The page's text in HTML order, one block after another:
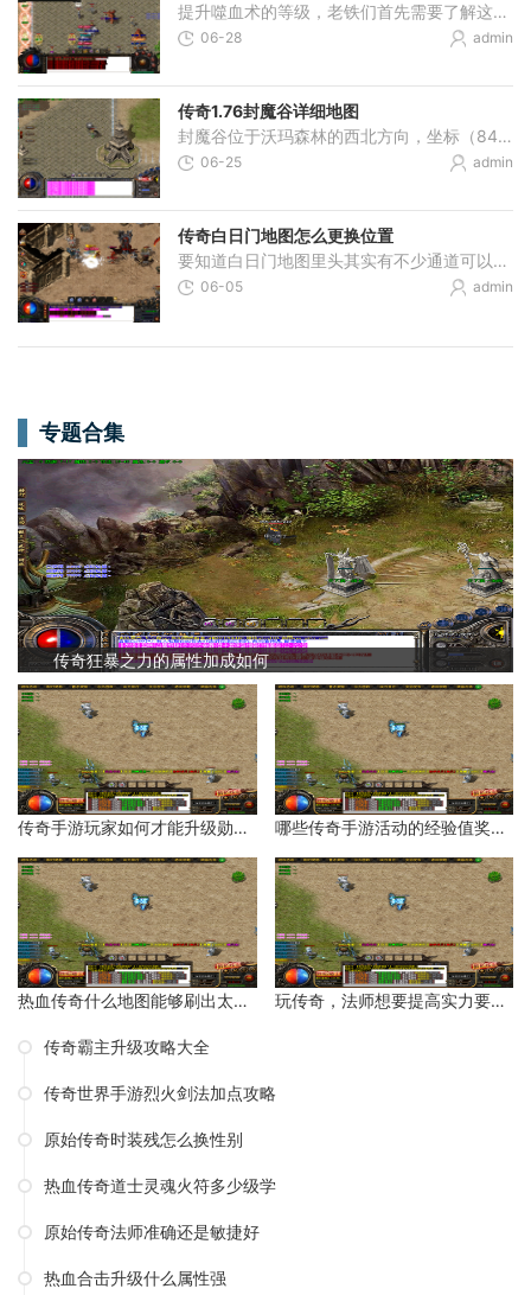
提升噬血术的等级，老铁们首先需要了解这个技能的整体升级路径。噬血术作为咱们道士朋友的强力技能，必须按照游戏设定逐级提升，从一个级别跳到更高级别是不可行的。这意味着
06-28 admin
传奇1.76封魔谷详细地图
封魔谷位于沃玛森林的西北方向，坐标（84，84）附近存在地面裂痕或洞口，这是进入封魔谷的主要入口，从比奇城东门出城后进入沃玛森林，向右下方移动即可找到该入口，部分版本也
06-25 admin
传奇白日门地图怎么更换位置
要知道白日门地图里头其实有不少通道可以通往别的地方，比如蛮荒森林和丛林迷宫等区域，这些都不是固定不变的，咱们完全可以根据自己的需要来调整。记得多留意地图上的各种传
06-05 admin
专题合集
传奇狂暴之力的属性加成如何
传奇手游玩家如何才能升级勋章等级？ 哪些传奇手游活动的经验值奖励比较多？
热血传奇什么地图能够刷出太阳水？ 玩传奇，法师想要提高实力要如何操作呢？
传奇霸主升级攻略大全
传奇世界手游烈火剑法加点攻略
原始传奇时装残怎么换性别
热血传奇道士灵魂火符多少级学
原始传奇法师准确还是敏捷好
热血合击升级什么属性强